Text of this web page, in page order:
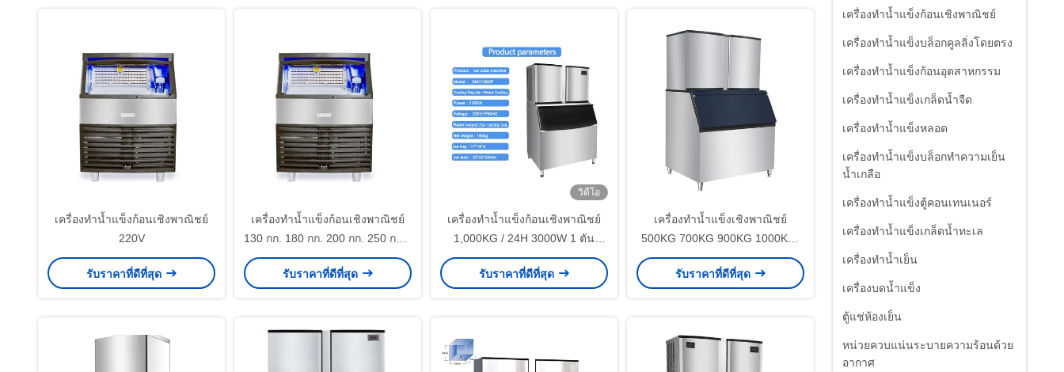
เครื่องทำน้ำแข็งก้อนเชิงพาณิชย์
เครื่องทำน้ำแข็งบล็อกคูลลิ่งโดยตรง
เครื่องทำน้ำแข็งก้อนอุตสาหกรรม
เครื่องทำน้ำแข็งเกล็ดน้ำจืด
เครื่องทำน้ำแข็งหลอด
เครื่องทำน้ำแข็งบล็อกทำความเย็น
น้ำเกลือ
เครื่องทำน้ำแข็งตู้คอนเทนเนอร์
เครื่องทำน้ำแข็งเกล็ดน้ำทะเล
เครื่องทำน้ำเย็น
เครื่องบดน้ำแข็ง
ตู้แช่ห้องเย็น
หน่วยควบแน่นระบายความร้อนด้วย
อากาศ
เครื่องทำน้ำแข็งก้อนเชิงพาณิชย์
220V
รับราคาที่ดีที่สุด
เครื่องทำน้ำแข็งก้อนเชิงพาณิชย์
130 กก. 180 กก. 200 กก. 250 กก. /
24 ชม.
รับราคาที่ดีที่สุด
วิดีโอ
เครื่องทำน้ำแข็งก้อนเชิงพาณิชย์
1,000KG / 24H 3000W 1 ตัน
สำหรับบาร์กาแฟ / ร้านอาหาร /
โรงแรม
รับราคาที่ดีที่สุด
เครื่องทำน้ำแข็งเชิงพาณิชย์
500KG 700KG 900KG 1000KG/
วัน
รับราคาที่ดีที่สุด